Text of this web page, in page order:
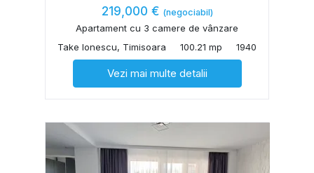
219,000 € (negociabil)
Apartament cu 3 camere de vânzare
Take Ionescu, Timisoara
100.21 mp 1940
Vezi mai multe detalii